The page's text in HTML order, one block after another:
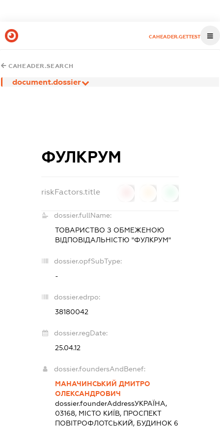
CAHEADER.GETTEST
CAHEADER.SEARCH
document.dossier
ФУЛКРУМ
riskFactors.title
dossier.fullName:
ТОВАРИСТВО З ОБМЕЖЕНОЮ
ВІДПОВІДАЛЬНІСТЮ "ФУЛКРУМ"
dossier.opfSubType:
-
dossier.edrpo:
38180042
dossier.regDate:
25.04.12
dossier.foundersAndBenef:
МАНАЧИНСЬКИЙ ДМИТРО
ОЛЕКСАНДРОВИЧ
dossier.founderAddressУКРАЇНА,
03168, МІСТО КИЇВ, ПРОСПЕКТ
ПОВІТРОФЛОТСЬКИЙ, БУДИНОК 6